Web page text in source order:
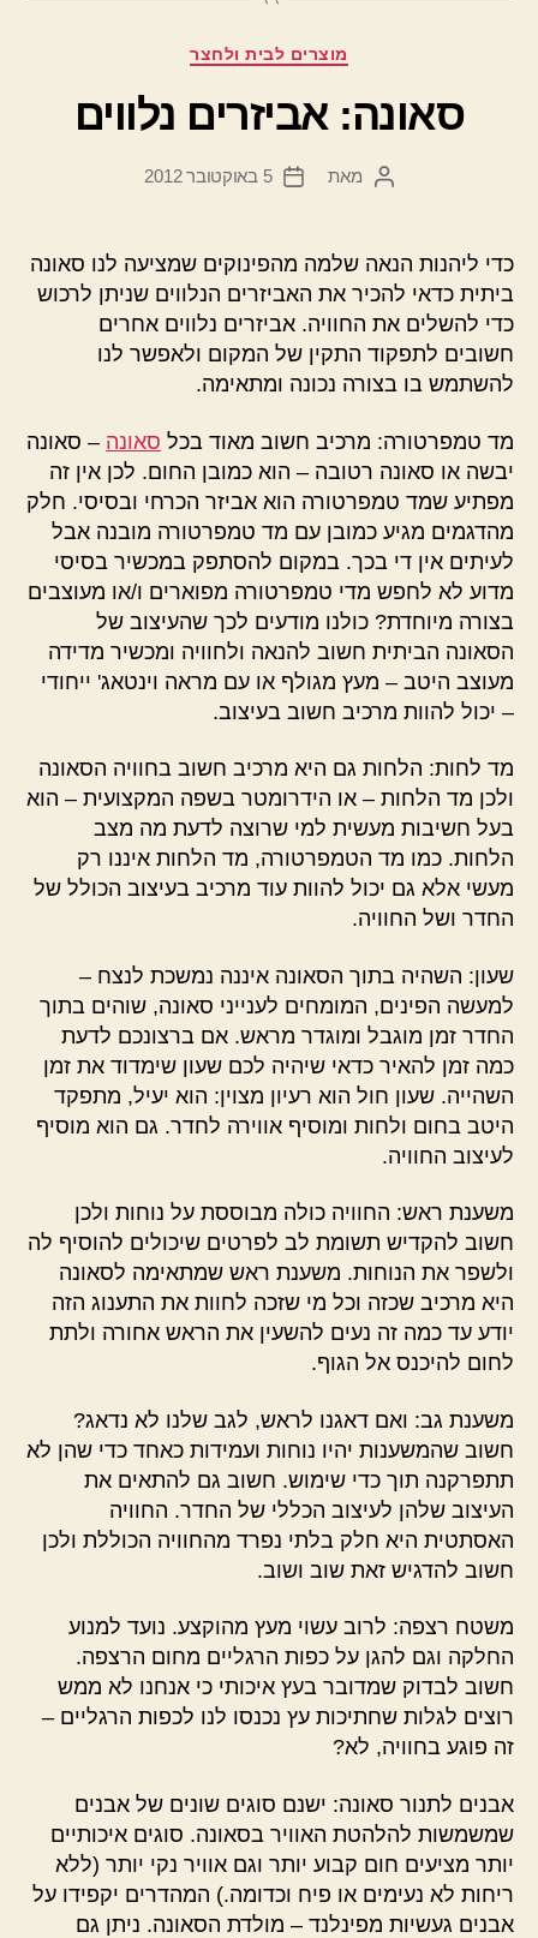
קטגוריות
מוצרים לבית ולחצר
סאונה: אביזרים נלווים
המחבר
מאת
תאריך
5 באוקטובר 2012
כדי ליהנות הנאה שלמה מהפינוקים שמציעה לנו סאונה
ביתית כדאי להכיר את האביזרים הנלווים שניתן לרכוש
כדי להשלים את החוויה. אביזרים נלווים אחרים
חשובים לתפקוד התקין של המקום ולאפשר לנו
להשתמש בו בצורה נכונה ומתאימה.
מד טמפרטורה: מרכיב חשוב מאוד בכל סאונה – סאונה
יבשה או סאונה רטובה – הוא כמובן החום. לכן אין זה
מפתיע שמד טמפרטורה הוא אביזר הכרחי ובסיסי. חלק
מהדגמים מגיע כמובן עם מד טמפרטורה מובנה אבל
לעיתים אין די בכך. במקום להסתפק במכשיר בסיסי
מדוע לא לחפש מדי טמפרטורה מפוארים ו/או מעוצבים
בצורה מיוחדת? כולנו מודעים לכך שהעיצוב של
הסאונה הביתית חשוב להנאה ולחוויה ומכשיר מדידה
מעוצב היטב – מעץ מגולף או עם מראה וינטאג' ייחודי
– יכול להוות מרכיב חשוב בעיצוב.
מד לחות: הלחות גם היא מרכיב חשוב בחוויה הסאונה
ולכן מד הלחות – או הידרומטר בשפה המקצועית – הוא
בעל חשיבות מעשית למי שרוצה לדעת מה מצב
הלחות. כמו מד הטמפרטורה, מד הלחות איננו רק
מעשי אלא גם יכול להוות עוד מרכיב בעיצוב הכולל של
החדר ושל החוויה.
שעון: השהיה בתוך הסאונה איננה נמשכת לנצח –
למעשה הפינים, המומחים לענייני סאונה, שוהים בתוך
החדר זמן מוגבל ומוגדר מראש. אם ברצונכם לדעת
כמה זמן להאיר כדאי שיהיה לכם שעון שימדוד את זמן
השהייה. שעון חול הוא רעיון מצוין: הוא יעיל, מתפקד
היטב בחום ולחות ומוסיף אווירה לחדר. גם הוא מוסיף
לעיצוב החוויה.
משענת ראש: החוויה כולה מבוססת על נוחות ולכן
חשוב להקדיש תשומת לב לפרטים שיכולים להוסיף לה
ולשפר את הנוחות. משענת ראש שמתאימה לסאונה
היא מרכיב שכזה וכל מי שזכה לחוות את התענוג הזה
יודע עד כמה זה נעים להשעין את הראש אחורה ולתת
לחום להיכנס אל הגוף.
משענת גב: ואם דאגנו לראש, לגב שלנו לא נדאג?
חשוב שהמשענות יהיו נוחות ועמידות כאחד כדי שהן לא
תתפרקנה תוך כדי שימוש. חשוב גם להתאים את
העיצוב שלהן לעיצוב הכללי של החדר. החוויה
האסתטית היא חלק בלתי נפרד מהחוויה הכוללת ולכן
חשוב להדגיש זאת שוב ושוב.
משטח רצפה: לרוב עשוי מעץ מהוקצע. נועד למנוע
החלקה וגם להגן על כפות הרגליים מחום הרצפה.
חשוב לבדוק שמדובר בעץ איכותי כי אנחנו לא ממש
רוצים לגלות שחתיכות עץ נכנסו לנו לכפות הרגליים –
זה פוגע בחוויה, לא?
אבנים לתנור סאונה: ישנם סוגים שונים של אבנים
שמשמשות להלהטת האוויר בסאונה. סוגים איכותיים
יותר מציעים חום קבוע יותר וגם אוויר נקי יותר (ללא
ריחות לא נעימים או פיח וכדומה.) המהדרים יקפידו על
אבנים געשיות מפינלנד – מולדת הסאונה. ניתן גם